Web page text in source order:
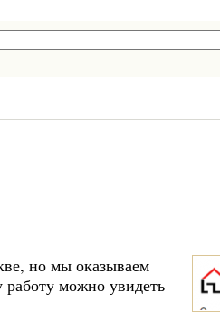
но мы оказываем
можно увидеть